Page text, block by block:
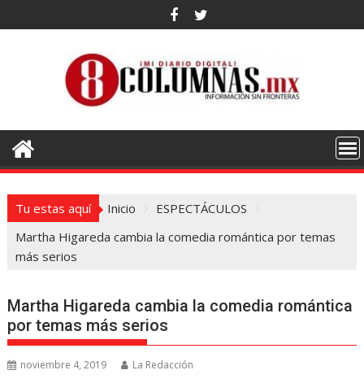
al
Tu estas aquí Inicio
ESPECTÁCULOS
Martha Higareda cambia la comedia romántica por temas
más serios
Martha Higareda cambia la comedia romántica
por temas más serios
noviembre 4, 2019 La Redacción